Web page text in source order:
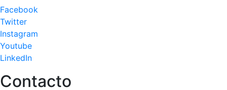
Jocs de taula
Penyes del
Club
Wellness
Servei de
Facebook
Twitter
Instagram
Youtube
LinkedIn
Contacto